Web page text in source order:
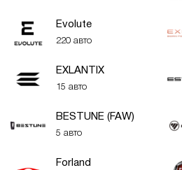
Evolute
220 авто
EXLANTIX
15 авто
BESTUNE (FAW)
5 авто
Forland